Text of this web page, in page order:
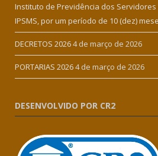
Instituto de Previdência dos
IPSMS, por um período de 10 (dez)
DECRETOS 20264 de março de 2026
PORTARIAS 20264 de março de 2026
DESENVOLVIDO POR CR2